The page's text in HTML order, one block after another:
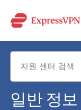
일반 정보
지
원